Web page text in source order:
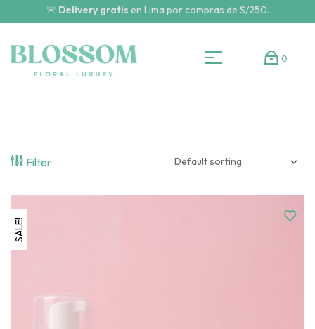
🚨 Delivery gratis en Lima por compras de S/250.
0
Filter
SALE!